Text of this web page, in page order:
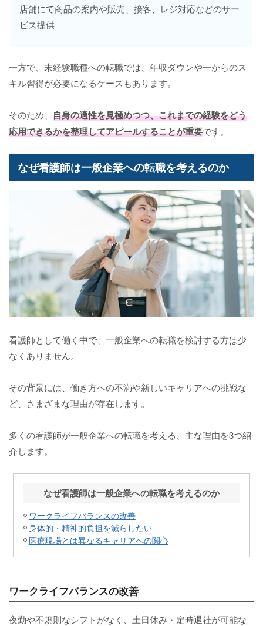
店舗にて商品の案内や販売、接客、レジ対応などのサー
ビス提供
一方で、未経験職種への転職では、年収ダウンや一からのス
キル習得が必要になるケースもあります。
そのため、 自身の適性を見極めつつ、これまでの経験をどう
応用できるかを整理してアピールすることが重要です。
なぜ看護師は一般企業への転職を考えるのか
看護師として働く中で、一般企業への転職を検討する方は少
なくありません。
その背景には、働き方への不満や新しいキャリアへの挑戦な
ど、さまざまな理由が存在します。
多くの看護師が一般企業への転職を考える、主な理由を3つ紹
介します。
なぜ看護師は一般企業への転職を考えるのか
ワークライフバランスの改善
身体的・精神的負担を減らしたい
医療現場とは異なるキャリアへの関心
ワークライフバランスの改善
夜勤や不規則なシフトがなく、土日休み・定時退社が可能な